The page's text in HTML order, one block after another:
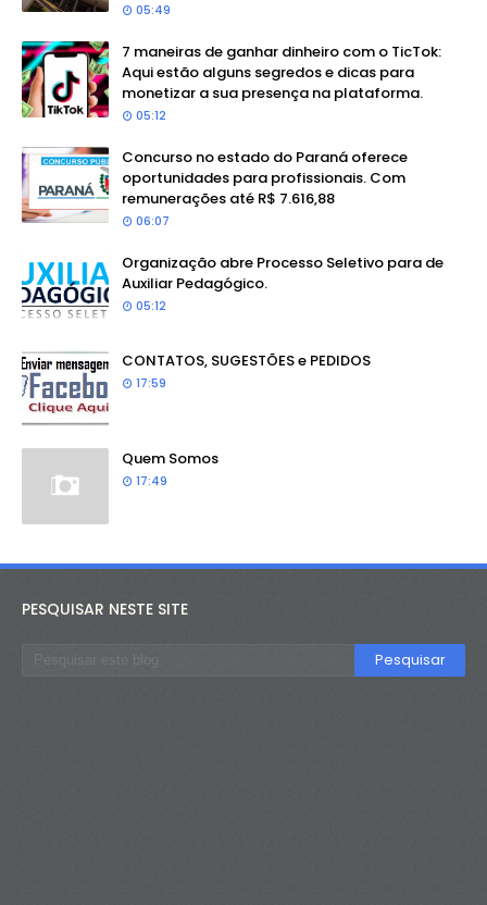
05:49
7 maneiras de ganhar dinheiro com o TicTok:
Aqui estão alguns segredos e dicas para
monetizar a sua presença na plataforma.
05:12
Concurso no estado do Paraná oferece
oportunidades para profissionais. Com
remunerações até R$ 7.616,88
06:07
Organização abre Processo Seletivo para de
Auxiliar Pedagógico.
05:12
CONTATOS, SUGESTÕES e PEDIDOS
17:59
Quem Somos
17:49
PESQUISAR NESTE SITE